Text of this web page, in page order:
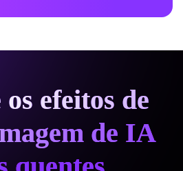
efeitos de
de IA